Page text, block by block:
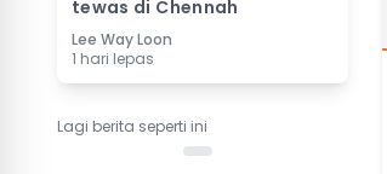
tewas di Chennah
Lee Way Loon
1 hari lepas
Lagi berita seperti ini